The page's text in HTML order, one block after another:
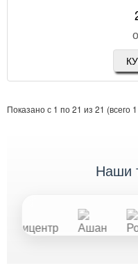
Показано с 1 по 21 из 21 (всего
наши